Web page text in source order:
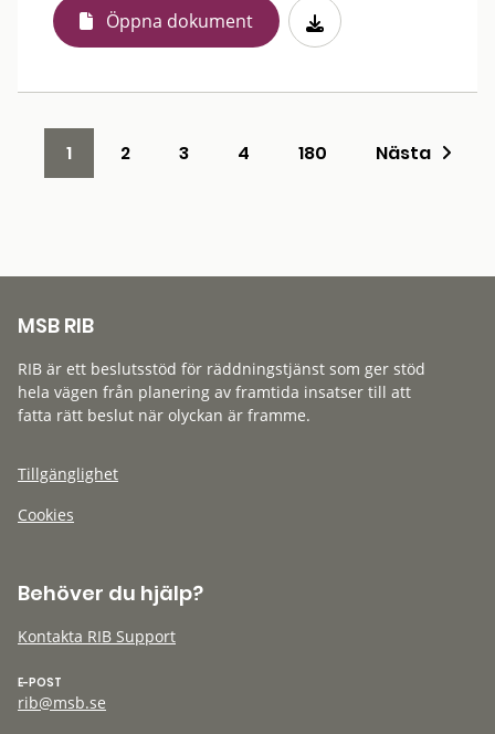
Öppna dokument
1 2 3 4 180 Nästa
MSB RIB
RIB är ett beslutsstöd för räddningstjänst som ger stöd
hela vägen från planering av framtida insatser till att
fatta rätt beslut när olyckan är framme.
Tillgänglighet
Cookies
Behöver du hjälp?
Kontakta RIB Support
E-POST
rib@msb.se